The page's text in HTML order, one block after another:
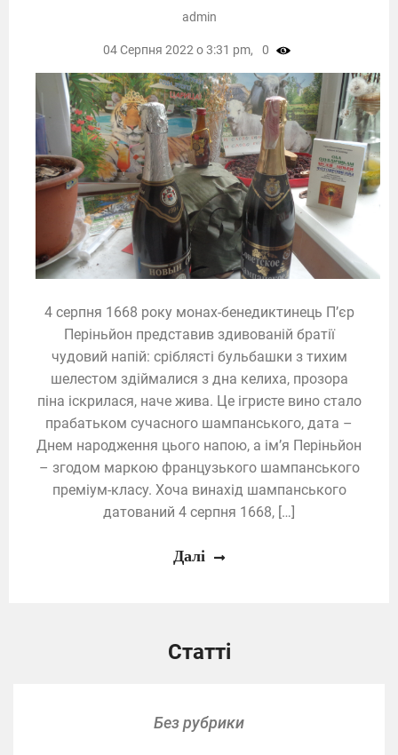
4 серпня 1668 року монах-бенедиктинець П’єр
Періньйон представив здивованій братії
чудовий напій: сріблясті бульбашки з тихим
шелестом здіймалися з дна келиха, прозора
піна іскрилася, наче жива. Це ігристе вино стало
прабатьком сучасного шампанського, дата –
Днем народження цього напою, а ім’я Періньйон
– згодом маркою французького шампанського
преміум-класу. Хоча винахід шампанського
датований 4 серпня 1668, […]
admin
04 Серпня 2022 о 3:31 pm, 0
Далі
Статті
Без рубрики